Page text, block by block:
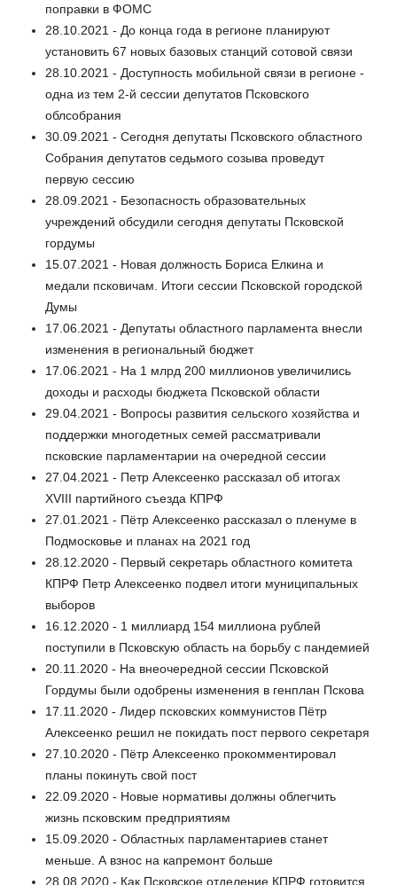
поправки в ФОМС
28.10.2021 - До конца года в регионе планируют
установить 67 новых базовых станций сотовой связи
28.10.2021 - Доступность мобильной связи в регионе -
одна из тем 2-й сессии депутатов Псковского
облсобрания
30.09.2021 - Сегодня депутаты Псковского областного
Собрания депутатов седьмого созыва проведут
первую сессию
28.09.2021 - Безопасность образовательных
учреждений обсудили сегодня депутаты Псковской
гордумы
15.07.2021 - Новая должность Бориса Елкина и
медали псковичам. Итоги сессии Псковской городской
Думы
17.06.2021 - Депутаты областного парламента внесли
изменения в региональный бюджет
17.06.2021 - На 1 млрд 200 миллионов увеличились
доходы и расходы бюджета Псковской области
29.04.2021 - Вопросы развития сельского хозяйства и
поддержки многодетных семей рассматривали
псковские парламентарии на очередной сессии
27.04.2021 - Петр Алексеенко рассказал об итогах
XVIII партийного съезда КПРФ
27.01.2021 - Пётр Алексеенко рассказал о пленуме в
Подмосковье и планах на 2021 год
28.12.2020 - Первый секретарь областного комитета
КПРФ Петр Алексеенко подвел итоги муниципальных
выборов
16.12.2020 - 1 миллиард 154 миллиона рублей
поступили в Псковскую область на борьбу с пандемией
20.11.2020 - На внеочередной сессии Псковской
Гордумы были одобрены изменения в генплан Пскова
17.11.2020 - Лидер псковских коммунистов Пётр
Алексеенко решил не покидать пост первого секретаря
27.10.2020 - Пётр Алексеенко прокомментировал
планы покинуть свой пост
22.09.2020 - Новые нормативы должны облегчить
жизнь псковским предприятиям
15.09.2020 - Областных парламентариев станет
меньше. А взнос на капремонт больше
28.08.2020 - Как Псковское отделение КПРФ готовится